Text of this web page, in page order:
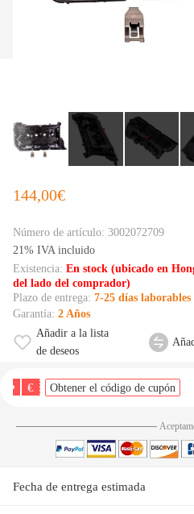
144,00€
Número de artículo: 3002072709
21% IVA incluido
Existencia: En stock (ubicado en
del lado del comprador)
Plazo de entrega: 7-25 días laborables
Garantía: 2 Años
Añadir a la lista
de deseos
€ Obtener el código de cupón
Fecha de entrega estimada